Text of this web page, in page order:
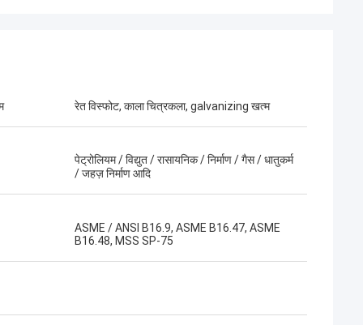
रेत विस्फोट, काला चित्रकला, galvanizing खत्म
पेट्रोलियम / विद्युत / रासायनिक / निर्माण / गैस / धातुकर्म
/ जहज़ निर्माण आदि
ASME / ANSI B16.9, ASME B16.47, ASME
B16.48, MSS SP-75